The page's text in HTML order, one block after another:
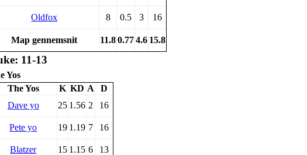
Oldfox 8 0.5 3 16
Map gennemsnit 11.8 0.77 4.6 15.8
11-13
Yos
The Yos
K KD A
D
Dave yo
25 1.56 2 16
Pete yo 19 1.19 7 16
Blatzer 15 1.15 6 13